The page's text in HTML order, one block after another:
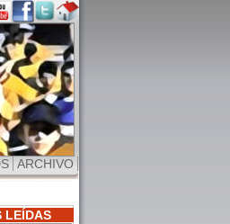
ARCHIVO
LEÍDAS